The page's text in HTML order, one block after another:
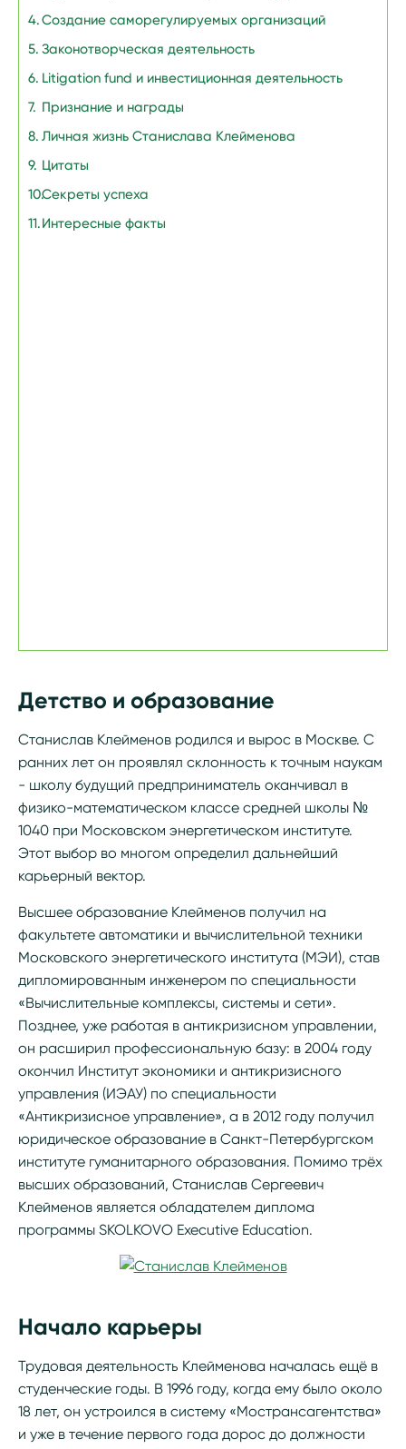
Создание саморегулируемых организаций
Законотворческая деятельность
Litigation fund и инвестиционная деятельность
Признание и награды
Личная жизнь Станислава Клейменова
Цитаты
Секреты успеха
Интересные факты
Детство и образование
Станислав Клейменов родился и вырос в Москве. С
ранних лет он проявлял склонность к точным наукам
- школу будущий предприниматель оканчивал в
физико-математическом классе средней школы №
1040 при Московском энергетическом институте.
Этот выбор во многом определил дальнейший
карьерный вектор.
Высшее образование Клейменов получил на
факультете автоматики и вычислительной техники
Московского энергетического института (МЭИ), став
дипломированным инженером по специальности
«Вычислительные комплексы, системы и сети».
Позднее, уже работая в антикризисном управлении,
он расширил профессиональную базу: в 2004 году
окончил Институт экономики и антикризисного
управления (ИЭАУ) по специальности
«Антикризисное управление», а в 2012 году получил
юридическое образование в Санкт-Петербургском
институте гуманитарного образования. Помимо трёх
высших образований, Станислав Сергеевич
Клейменов является обладателем диплома
программы SKOLKOVO Executive Education.
Начало карьеры
Трудовая деятельность Клейменова началась ещё в
студенческие годы. В 1996 году, когда ему было около
18 лет, он устроился в систему «Мострансагентства»
и уже в течение первого года дорос до должности